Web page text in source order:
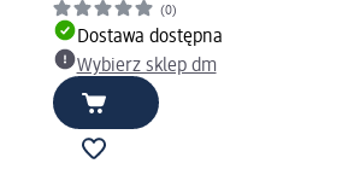
(0)
Dostawa dostępna
Wybierz sklep dm